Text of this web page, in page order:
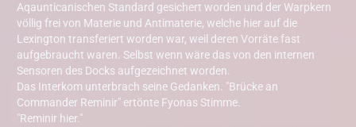
Aqaunticanischen Standard gesichert worden und der Warpkern
völlig frei von Materie und Antimaterie, welche hier auf die
Lexington transferiert worden war, weil deren Vorräte fast
aufgebraucht waren. Selbst wenn wäre das von den internen
Sensoren des Docks aufgezeichnet worden.
Das Interkom unterbrach seine Gedanken. "Brücke an
Commander Reminir" ertönte Fyonas Stimme.
"Reminir hier."